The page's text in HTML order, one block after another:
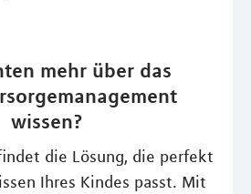
mehr über das
wissen?
die Lösung, die perfekt
Ihres Kindes passt. Mit